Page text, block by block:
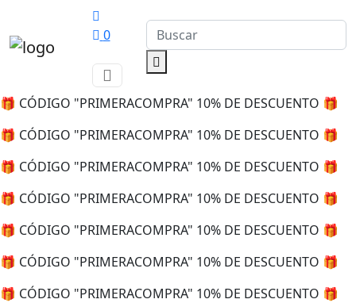
0
🎁 CÓDIGO "PRIMERACOMPRA" 10% DE DESCUENTO 🎁
🎁 CÓDIGO "PRIMERACOMPRA" 10% DE DESCUENTO 🎁
🎁 CÓDIGO "PRIMERACOMPRA" 10% DE DESCUENTO 🎁
🎁 CÓDIGO "PRIMERACOMPRA" 10% DE DESCUENTO 🎁
🎁 CÓDIGO "PRIMERACOMPRA" 10% DE DESCUENTO 🎁
🎁 CÓDIGO "PRIMERACOMPRA" 10% DE DESCUENTO 🎁
🎁 CÓDIGO "PRIMERACOMPRA" 10% DE DESCUENTO 🎁